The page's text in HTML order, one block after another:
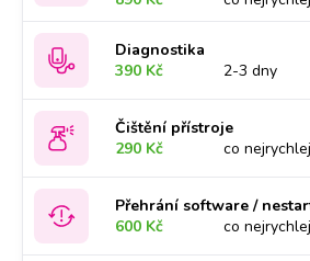
Diagnostika
390 Kč
2-3 dny
Čištění přístroje
290 Kč
co
Přehrání software /
600 Kč
co